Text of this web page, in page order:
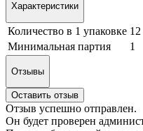
Характеристики
Количество в 1 упаковке 12
Минимальная партия
1
Отзывы
Оставить отзыв
Отзыв успешно отправлен.
Он будет проверен